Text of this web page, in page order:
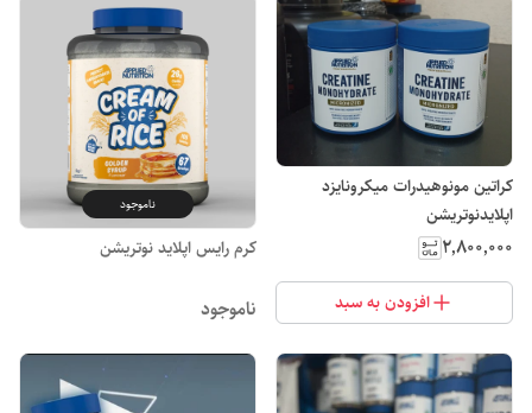
کراتین مونوهیدرات میکرونایزد
اپلایدنوتریشن
۲٬۸۰۰٬۰۰۰
افزودن به سبد
ناموجود
کرم رایس اپلاید نوتریشن
ناموجود